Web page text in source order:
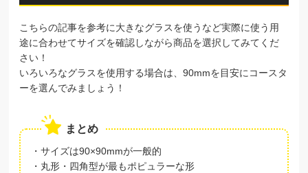
こちらの記事を参考に大きなグラスを使うなど実際に使う用
途に合わせてサイズを確認しながら商品を選択してみてくだ
さい！
いろいろなグラスを使用する場合は、90mmを目安にコースタ
ーを選んでみましょう！
まとめ
・サイズは90×90mmが一般的
・丸形・四角型が最もポピュラーな形